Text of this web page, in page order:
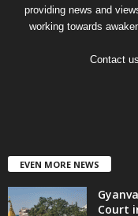
providing news and
working towards
Contact
EVEN MORE NEWS
Court